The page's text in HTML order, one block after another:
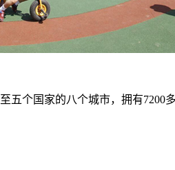
五个国家的八个城市，拥有